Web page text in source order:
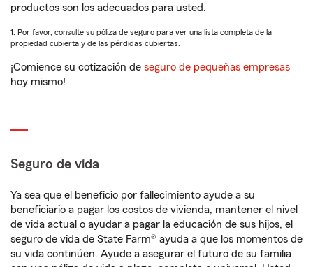
productos son los adecuados para usted.
1. Por favor, consulte su póliza de seguro para ver una lista completa de la
propiedad cubierta y de las pérdidas cubiertas.
¡Comience su cotización de seguro de pequeñas empresas
hoy mismo!
Seguro de vida
Ya sea que el beneficio por fallecimiento ayude a su
beneficiario a pagar los costos de vivienda, mantener el nivel
de vida actual o ayudar a pagar la educación de sus hijos, el
seguro de vida de State Farm® ayuda a que los momentos de
su vida continúen. Ayude a asegurar el futuro de su familia